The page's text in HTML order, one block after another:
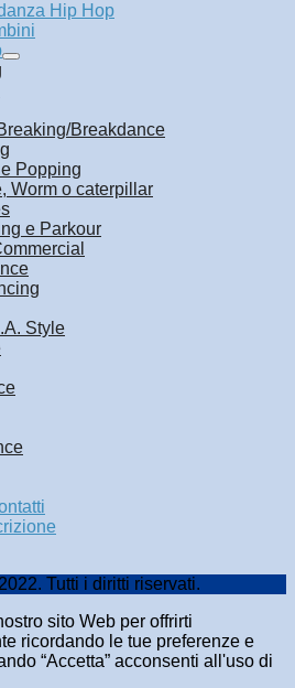
Hip Hop
Breakdance
Popping
Worm o caterpillar
e Parkour
Style
Tutti i diritti riservati.
sito Web per offrirti
ricordando le tue preferenze e
“Accetta” acconsenti all'uso di